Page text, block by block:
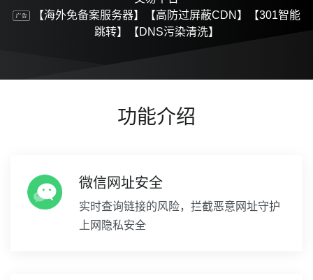
【海外免备案服务器】【高防过屏蔽CDN】【301智能
跳转】【DNS污染清洗】
功能介绍
微信网址安全
实时查询链接的风险，拦截恶意网址守护
上网隐私安全